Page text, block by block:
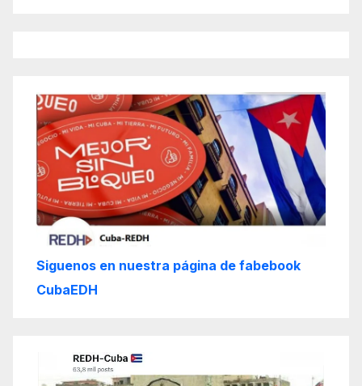
Siguenos en nuestra página de fabebook
CubaEDH